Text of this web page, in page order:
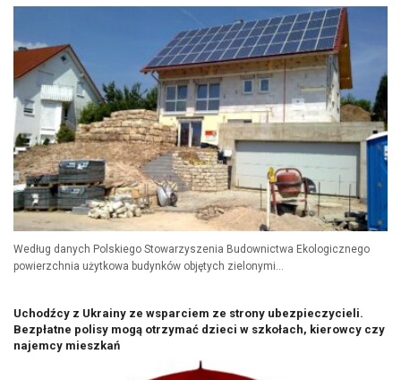
Według danych Polskiego Stowarzyszenia Budownictwa Ekologicznego
powierzchnia użytkowa budynków objętych zielonymi...
Uchodźcy z Ukrainy ze wsparciem ze strony ubezpieczycieli.
Bezpłatne polisy mogą otrzymać dzieci w szkołach, kierowcy czy
najemcy mieszkań